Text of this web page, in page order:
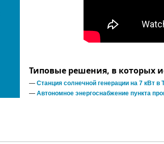
Типовые решения, в которых
— Станция солнечной генерации на 7 кВт в
— Автономное энергоснабжение пункта